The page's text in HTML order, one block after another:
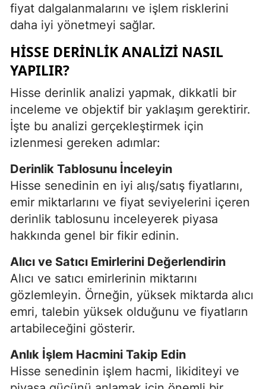
fiyat dalgalanmalarını ve işlem risklerini
daha iyi yönetmeyi sağlar.
HISSE DERINLIK ANALIZI NASIL
YAPILIR?
Hisse derinlik analizi yapmak, dikkatli bir
inceleme ve objektif bir yaklaşım gerektirir.
İşte bu analizi gerçekleştirmek için
izlenmesi gereken adımlar:
Derinlik Tablosunu İnceleyin
Hisse senedinin en iyi alış/satış fiyatlarını,
emir miktarlarını ve fiyat seviyelerini içeren
derinlik tablosunu inceleyerek piyasa
hakkında genel bir fikir edinin.
Alıcı ve Satıcı Emirlerini Değerlendirin
Alıcı ve satıcı emirlerinin miktarını
gözlemleyin. Örneğin, yüksek miktarda alıcı
emri, talebin yüksek olduğunu ve fiyatların
artabileceğini gösterir.
Anlık İşlem Hacmini Takip Edin
Hisse senedinin işlem hacmi, likiditeyi ve